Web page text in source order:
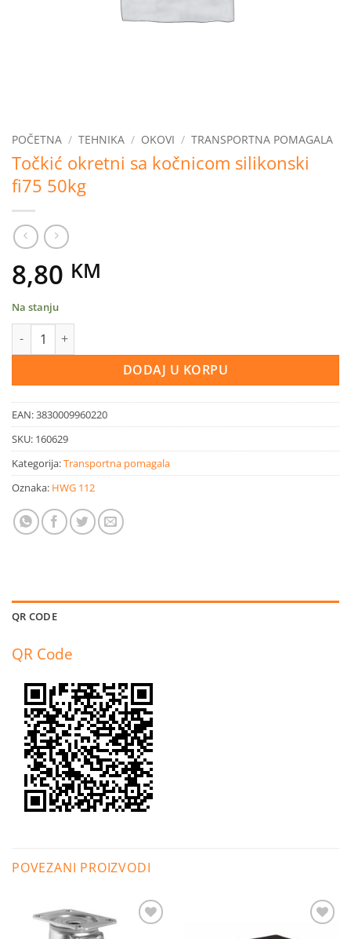
POČETNA / TEHNIKA / OKOVI / TRANSPORTNA POMAGALA
Točkić okretni sa kočnicom silikonski
fi75 50kg
8,80 KM
Na stanju
Točkić okretni sa kočnicom silikonski fi75 50kg količina
DODAJ U KORPU
EAN:3830009960220
SKU: 160629
Kategorija:Transportna pomagala
Oznaka: HWG 112
QR CODE
QR Code
POVEZANI PROIZVODI